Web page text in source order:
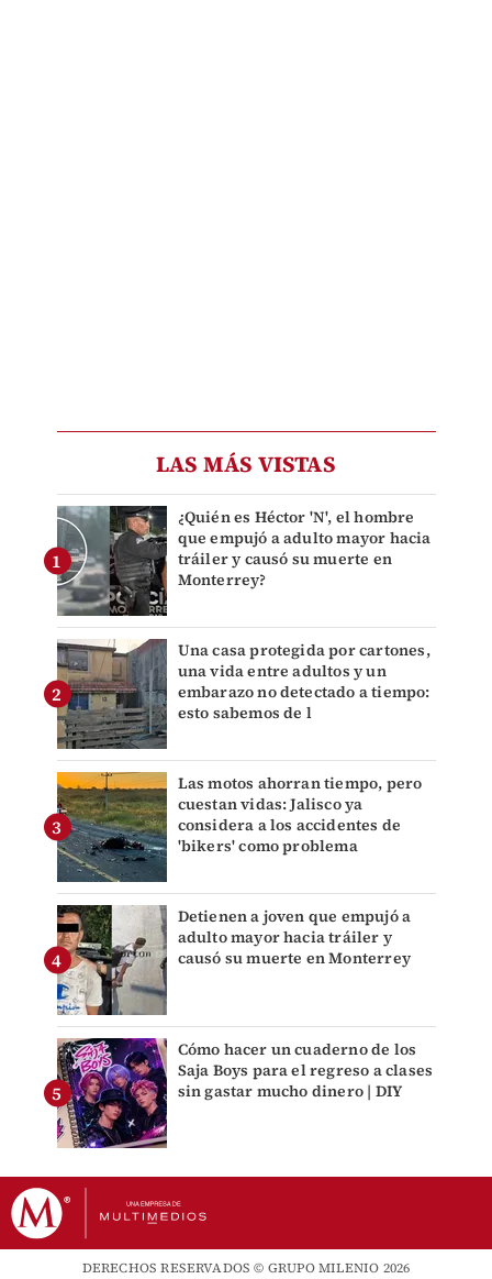
LAS MÁS VISTAS
¿Quién es Héctor 'N', el hombre
que empujó a adulto mayor hacia
tráiler y causó su muerte en
Monterrey?
Una casa protegida por cartones,
una vida entre adultos y un
embarazo no detectado a tiempo:
esto sabemos de l
Las motos ahorran tiempo, pero
cuestan vidas: Jalisco ya
considera a los accidentes de
'bikers' como problema
Detienen a joven que empujó a
adulto mayor hacia tráiler y
causó su muerte en Monterrey
Cómo hacer un cuaderno de los
Saja Boys para el regreso a clases
sin gastar mucho dinero | DIY
DERECHOS RESERVADOS © GRUPO MILENIO 2026